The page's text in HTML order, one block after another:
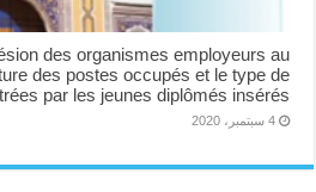
des organismes employeurs au
des postes occupés et le type de
par les jeunes diplômés insérés
4 سبتمبر، 2020